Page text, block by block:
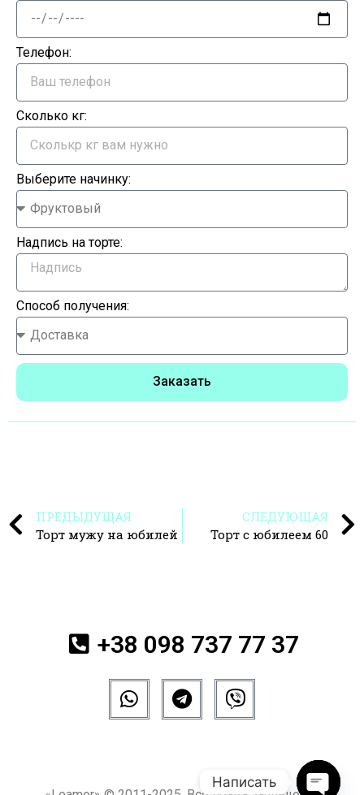
Телефон:
Сколько кг:
Выберите начинку:
Надпись на торте:
Способ получения:
Заказать
ПРЕДЫДУЩАЯ
Торт мужу на юбилей
СЛЕДУЮЩАЯ
Торт с юбилеем 60
+38 098 737 77 37
Написать